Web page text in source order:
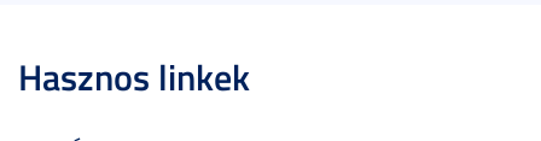
Hasznos linkek